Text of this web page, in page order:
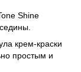
Shine
крем-краски
простым и